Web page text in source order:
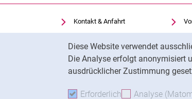
Diese Website verwendet
Die Analyse erfolgt anonymisiert
ausdrücklicher Zustimmung
Erforderlich Erforderliche
Analyse
Kontakt & Anfahrt
Einrichtungen suchen
Stellenangebote
Cookie-Einstellungen